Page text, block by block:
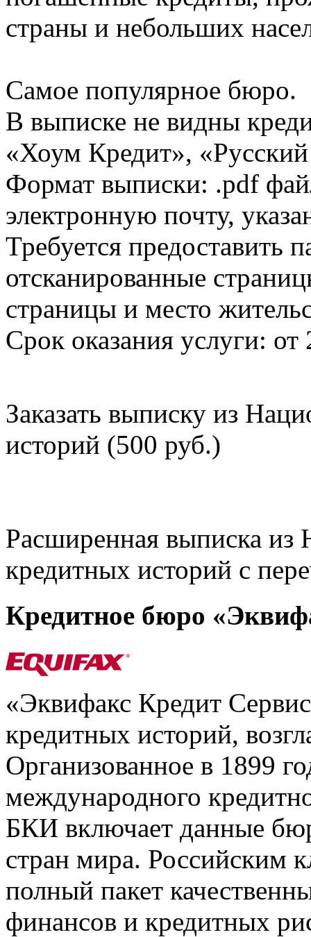
страны и небольших
Самое популярное бюро.
В выписке не видны
«Хоум Кредит»,
Формат выписки: .pdf
электронную почту,
Требуется предоставить
отсканированные
страницы и место
Срок оказания услуги: от
Заказать выписку из
историй (500 руб.)
Расширенная выписка из
кредитных историй с
Кредитное бюро
«Эквифакс Кредит
кредитных историй,
Организованное в 1899
международного
БКИ включает данные
стран мира. Российским
полный пакет
финансов и кредитных